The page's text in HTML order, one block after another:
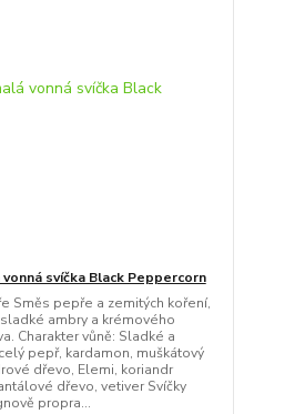
svíčka Black Peppercorn
Směs pepře a zemitých koření,
ambry a krémového
Charakter vůně: Sladké a
pepř, kardamon, muškátový
dřevo, Elemi, koriandr
dřevo, vetiver Svíčky
propra...